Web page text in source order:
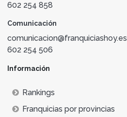
602 254 858
Comunicación
comunicacion@franquiciashoy.es
602 254 506
Información
Rankings
Franquicias por provincias